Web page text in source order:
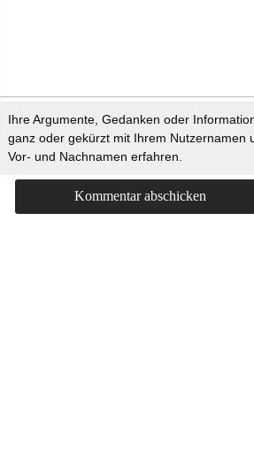
Ihre Argumente, Gedanken oder
ganz oder gekürzt mit Ihrem Nutzernamen
Vor- und Nachnamen erfahren.